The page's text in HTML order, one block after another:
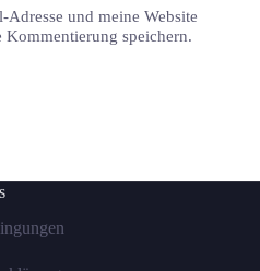
und meine Website
speichern.